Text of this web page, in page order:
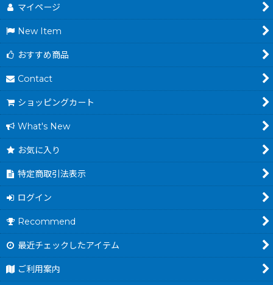
マイページ
New Item
おすすめ商品
Contact
ショッピングカート
What's New
お気に入り
特定商取引法表示
ログイン
Recommend
最近チェックしたアイテム
ご利用案内